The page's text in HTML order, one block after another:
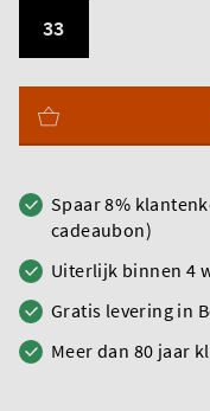
33
Spaar 8%
cadeaubon)
Uiterlijk binnen 4
Gratis levering in
Meer dan 80 jaar